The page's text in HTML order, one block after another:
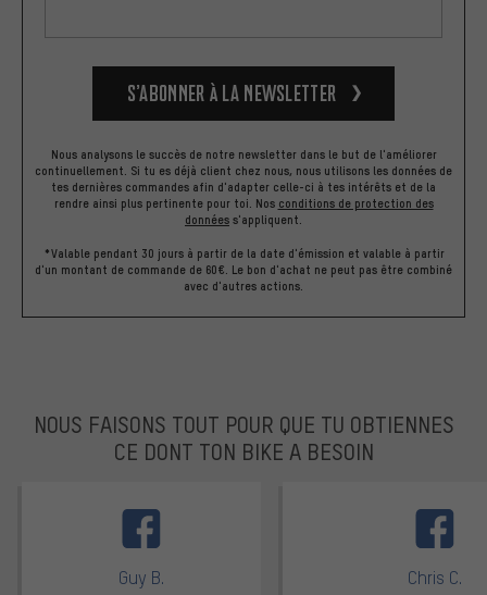
S’abonner à la newsletter
Nous analysons le succès de notre newsletter dans le but de l'améliorer
continuellement. Si tu es déjà client chez nous, nous utilisons les données de
tes dernières commandes afin d'adapter celle-ci à tes intérêts et de la
rendre ainsi plus pertinente pour toi. Nos conditions de protection des
données s'appliquent.
*Valable pendant 30 jours à partir de la date d'émission et valable à partir
d'un montant de commande de 60€. Le bon d'achat ne peut pas être combiné
avec d'autres actions.
NOUS FAISONS TOUT POUR QUE TU OBTIENNES
CE DONT TON BIKE A BESOIN
Guy B. Chris C.